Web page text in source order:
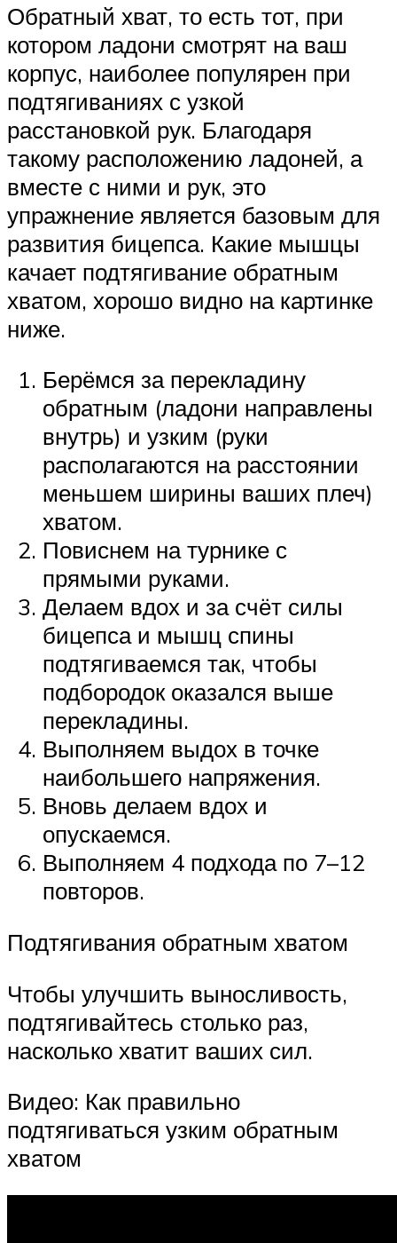
Обратный хват, то есть тот, при
котором ладони смотрят на ваш
корпус, наиболее популярен при
подтягиваниях с узкой
расстановкой рук. Благодаря
такому расположению ладоней, а
вместе с ними и рук, это
упражнение является базовым для
развития бицепса. Какие мышцы
качает подтягивание обратным
хватом, хорошо видно на картинке
ниже.
Берёмся за перекладину
обратным (ладони направлены
внутрь) и узким (руки
располагаются на расстоянии
меньшем ширины ваших плеч)
хватом.
Повиснем на турнике с
прямыми руками.
Делаем вдох и за счёт силы
бицепса и мышц спины
подтягиваемся так, чтобы
подбородок оказался выше
перекладины.
Выполняем выдох в точке
наибольшего напряжения.
Вновь делаем вдох и
опускаемся.
Выполняем 4 подхода по 7–12
повторов.
Подтягивания обратным хватом
Чтобы улучшить выносливость,
подтягивайтесь столько раз,
насколько хватит ваших сил.
Видео: Как правильно
подтягиваться узким обратным
хватом